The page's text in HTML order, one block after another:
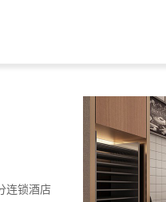
连锁酒店